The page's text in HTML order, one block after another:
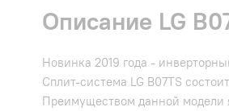
Описание LG
Новинка 2019 года -
Сплит-система LG B07TS
Преимуществом данной модели